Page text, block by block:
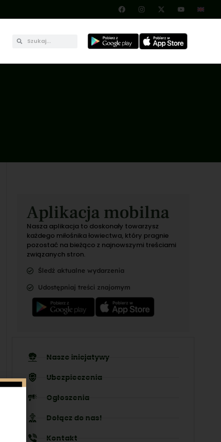
Aplikacja mobilna
Nasza aplikacja to doskonały towarzysz
każdego miłośnika łowiectwa, który pragnie
pozostać na bieżąco z najnowszymi treściami
związanych stron.
Śledź aktualne wydarzenia
Udostępniaj treści znajomym
Nasze inicjatywy
Ubezpieczenia
Ogłoszenia
Dołącz do nas!
Kontakt